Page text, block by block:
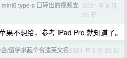
mini6 type-c 口转出的视频支 2021 年 9 月
25 日
果不想给，参考 iPad Pro 就知道了。
/留学求起个合适英文名2021 年 8 月 23 日